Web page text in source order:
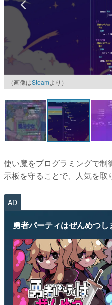
カテゴリ
特集記事
マンガ
アプリレビュー
その他
電ファミニコゲーマーとは？
（画像はSteamより）
使い魔をプログラミングで
示板を守ることで、人気を取
AD
勇者パーティはぜんめつし